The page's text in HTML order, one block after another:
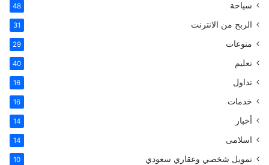
سياحة 48
الربح من الانترنت 31
منوعات 29
تعليم 40
تداول 16
خدمات 16
أخبار 14
اسلامى 14
تمويل شخصي وعقاري سعودي 10